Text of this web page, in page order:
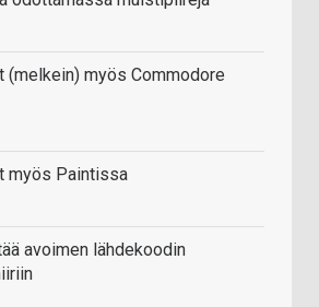
(melkein) myös Commodore
myös Paintissa
avoimen lähdekoodin